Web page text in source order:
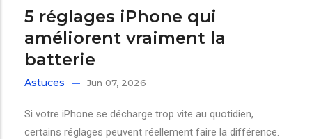
5 réglages iPhone qui
améliorent vraiment la
batterie
Astuces Jun 07, 2026
Si votre iPhone se décharge trop vite au quotidien,
certains réglages peuvent réellement faire la différence.